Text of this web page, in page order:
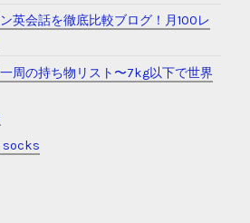
英会話を徹底比較ブログ！月100レ
一周の持ち物リスト〜7kg以下で世界
socks